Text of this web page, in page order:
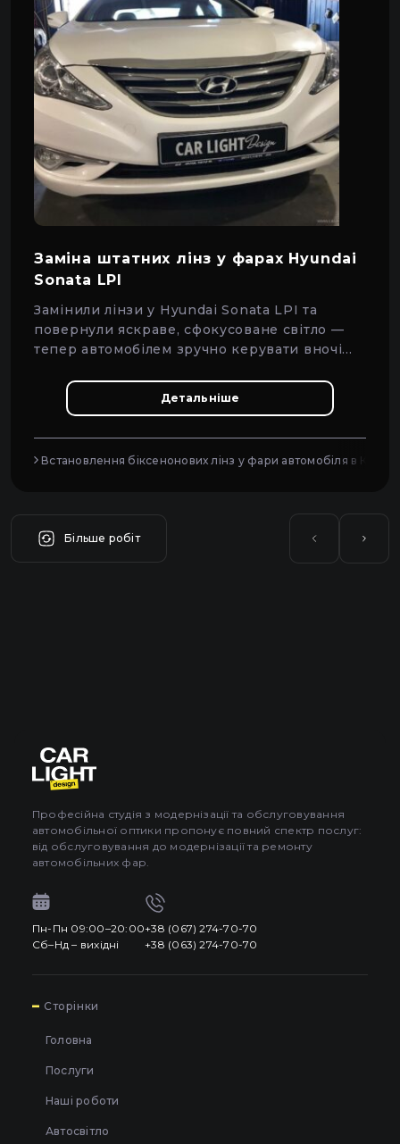
Заміна штатних лінз у фарах Hyundai
Sonata LPI
Замінили лінзи у Hyundai Sonata LPI та
повернули яскраве, сфокусоване світло —
тепер автомобілем зручно керувати вночі
Детальніше
Встановлення біксенонових лінз у фари автомобіля в Києві
Більше робіт
Професійна студія з модернізації та обслуговування
автомобільної оптики пропонує повний спектр послуг:
від обслуговування до модернізації та ремонту
автомобільних фар.
Пн-Пн 09:00–20:00
Сб–Нд – вихідні
+38 (067) 274-70-70
+38 (063) 274-70-70
Сторінки
Головна
Послуги
Наші роботи
Автосвітло